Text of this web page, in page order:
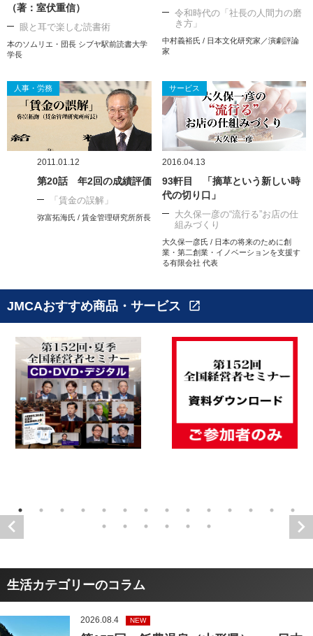
（著：室伏重信）
眼と耳で楽しむ読書術
本のソムリエ・団長 シブヤ駅前読書大学
学長
令和時代の「社長の人間力の磨
き方」
中村義裕氏 / 日本文化研究家／演劇評論
家
人事・労務
2011.01.12
第20話 年2回の成績評価
「賃金の誤解」
弥富拓海氏 / 賃金管理研究所所長
サービス
2016.04.13
93軒目 「摘草という新しい時
代の切り口」
大久保一彦の“流行る”お店の仕
組みづくり
大久保一彦氏 / 日本の将来のために創
業・第二創業・イノベーションを支援す
る有限会社 代表
JMCAおすすめ商品・サービス open_in_new
生活カテゴリーのコラム
2026.08.4 NEW